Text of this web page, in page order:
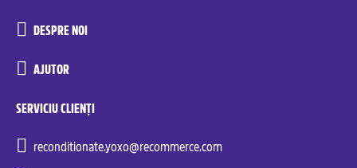
DESPRE NOI
AJUTOR
SERVICIU CLIENȚI
reconditionate.yoxo@recommerce.com